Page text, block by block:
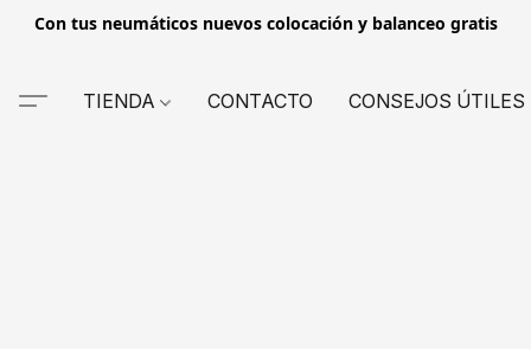
Con tus neumáticos nuevos colocación y balanceo gratis
TIENDA CONTACTO CONSEJOS ÚTILES